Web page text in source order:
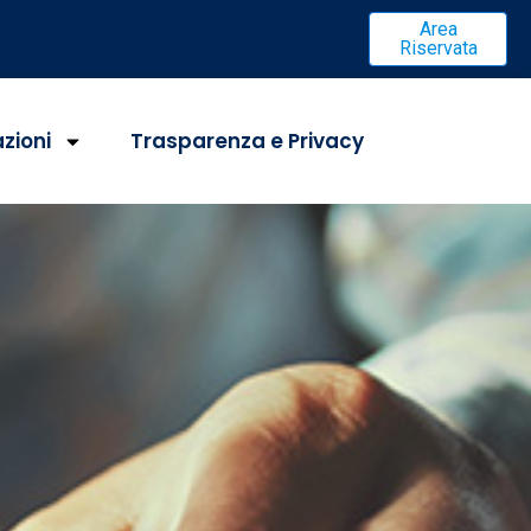
Area
Riservata
Trasparenza e Privacy